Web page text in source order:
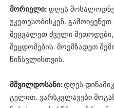
მორიელი: დღეს
უკეთესობისკენ.
შეცვალეთ ძველი მეთოდები,
შეცდომების. მოემზადეთ
წინსვლისთვის.
მშვილდოსანი:დღეს
გელით. ვარსკვლავები